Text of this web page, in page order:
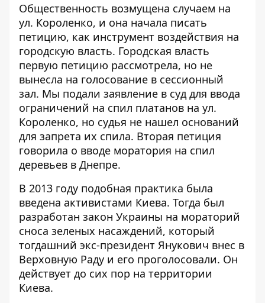
Общественность возмущена случаем на
ул. Короленко, и она начала писать
петицию, как инструмент воздействия на
городскую власть. Городская власть
первую петицию рассмотрела, но не
вынесла на голосование в сессионный
зал. Мы подали заявление в суд для ввода
ограничений на спил платанов на ул.
Короленко, но судья не нашел оснований
для запрета их спила. Вторая петиция
говорила о вводе моратория на спил
деревьев в Днепре.
В 2013 году подобная практика была
введена активистами Киева. Тогда был
разработан закон Украины на мораторий
сноса зеленых насаждений, который
тогдашний экс-президент Янукович внес в
Верховную Раду и его проголосовали. Он
действует до сих пор на территории
Киева.